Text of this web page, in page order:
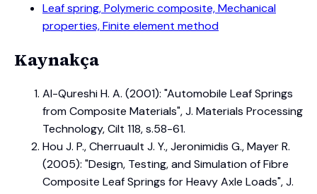
Leaf spring, Polymeric composite, Mechanical
properties, Finite element method
Kaynakça
Al-Qureshi H. A. (2001): "Automobile Leaf Springs
from Composite Materials", J. Materials Processing
Technology, Cilt 118, s.58-61.
Hou J. P., Cherruault J. Y., Jeronimidis G., Mayer R.
(2005): "Design, Testing, and Simulation of Fibre
Composite Leaf Springs for Heavy Axle Loads", J.